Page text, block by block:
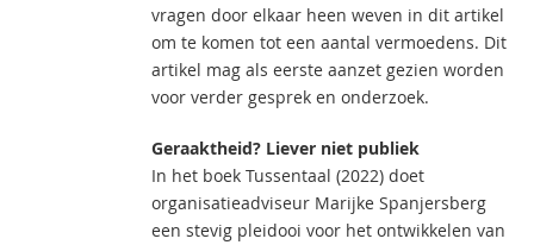
vragen door elkaar heen weven in dit artikel
om te komen tot een aantal vermoedens. Dit
artikel mag als eerste aanzet gezien worden
voor verder gesprek en onderzoek.
Geraaktheid? Liever niet publiek
In het boek Tussentaal (2022) doet
organisatieadviseur Marijke Spanjersberg
een stevig pleidooi voor het ontwikkelen van